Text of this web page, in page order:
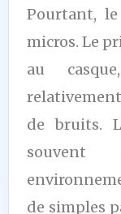
Pourtant,
micros. Le
au
de bruits.
souvent
de simples